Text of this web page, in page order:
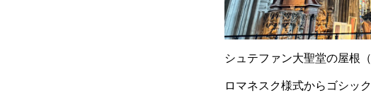
シュテファン大聖堂の屋根（
ロマネスク様式からゴシッ